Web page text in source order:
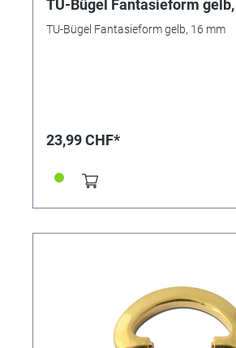
TU-Bügel Fantasieform
TU-Bügel Fantasieform gelb, 16 mm
23,99 CHF*